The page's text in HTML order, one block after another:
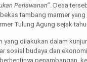
Perlawanan’’. Desa
tambang marmer yang
Tulung Agung sejak
yang dilakukan dalam
sosial budaya dan
penambangan,